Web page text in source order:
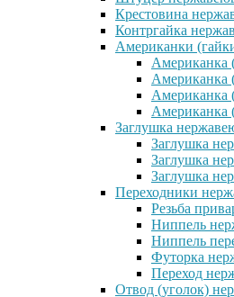
Крестовина
Контргайка
Американки
Американка
Американка
Американка
Американка
Заглушка
Заглушка
Заглушка
Заглушка
Переходники
Резьба
Ниппель
Ниппель
Футорка
Переход
Отвод (уголок)